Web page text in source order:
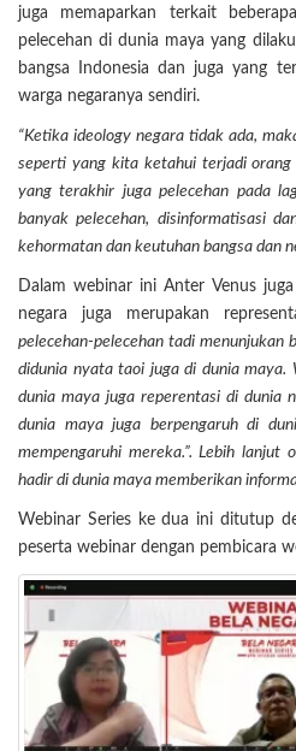
juga memaparkan terkait
pelecehan di dunia maya yang
bangsa Indonesia dan juga yang
warga negaranya sendiri.
“Ketika ideology negara tidak ada,
seperti yang kita ketahui terjadi orang
yang terakhir juga pelecehan pada
banyak pelecehan, disinformatisasi
kehormatan dan keutuhan bangsa dan
Dalam webinar ini Anter Venus
negara juga merupakan
pelecehan-pelecehan tadi menunjukan
didunia nyata taoi juga di dunia maya.
dunia maya juga reperentasi di dunia
dunia maya juga berpengaruh di
mempengaruhi mereka.”. Lebih lanjut
hadir di dunia maya memberikan
Webinar Series ke dua ini ditutup
peserta webinar dengan pembicara